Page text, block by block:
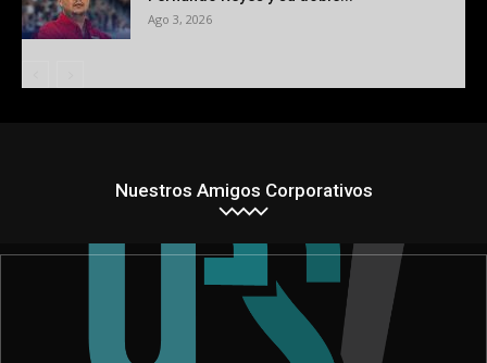
Ago 3, 2026
Nuestros Amigos Corporativos